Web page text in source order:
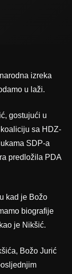
izreka
u laži.
gostujući u
sa HDZ-
SDP-a
predložila PDA
kad je Božo
biografije
je Nikšić.
Božo Jurić